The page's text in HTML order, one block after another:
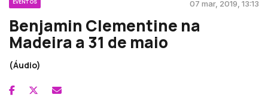
07 mar, 2019, 13:13
Benjamin Clementine na
Madeira a 31 de maio
(Áudio)